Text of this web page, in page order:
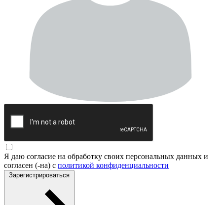
Я даю согласие на обработку своих персональных данных и
согласен (-на) с политикой конфиденциальности
Зарегистрироваться